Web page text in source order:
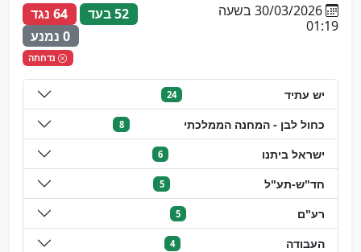
30/03/2026 בשעה
01:19
52 בעד
64 נגד
0 נמנע
נדחתה
יש עתיד 24
כחול לבן - המחנה הממלכתי 8
ישראל ביתנו 6
חד"ש-תע"ל 5
רע"ם 5
העבודה 4